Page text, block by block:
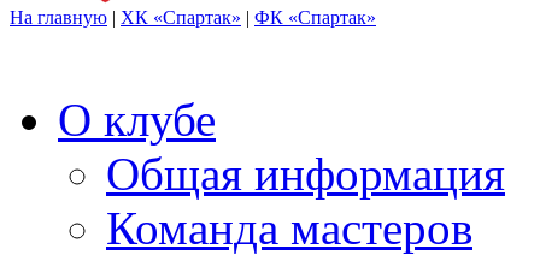
На главную | ХК «Спартак» | ФК «Спартак»
О клубе
Общая информация
Команда мастеров